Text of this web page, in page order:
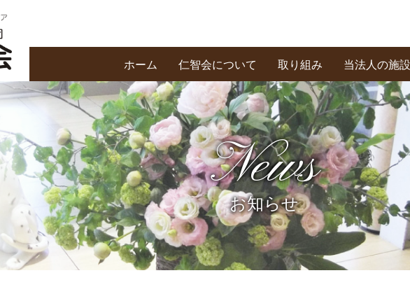
ホーム 仁智会について
基本理念・あいさつ
創業の精神
私たちの信条
取り組み 当法人の施
News
お知らせ